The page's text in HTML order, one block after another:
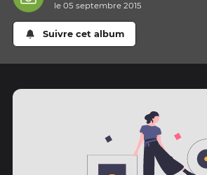
le 05 septembre 2015
Suivre cet album